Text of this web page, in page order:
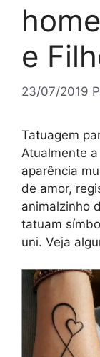
e
23/07/2019
Tatuagem
Atualmente
aparência
de amor,
animalzinho
tatuam
uni. Veja